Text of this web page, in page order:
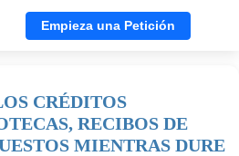
Empieza una Petición
CRÉDITOS
RECIBOS DE
MIENTRAS DURE